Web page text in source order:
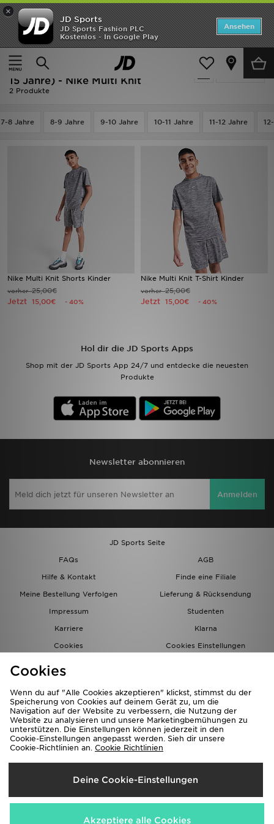
×
JD Sports
JD Sports Fashion PLC
Kostenlos - In Google Play
Ansehen
Home
Kinder Kleidung Jugendliche (8-15 Jahre)
Verfeinern
Schwarz Kleidung Jugendliche (8-
15 Jahre) - Nike Multi Knit
2 Produkte
7-8 Jahre 8-9 Jahre 9-10 Jahre 10-11 Jahre 11-12 Jahre
Nike Multi Knit Shorts Kinder
vorher25,00€
Jetzt 15,00€ - 40%
Nike Multi Knit T-Shirt Kinder
vorher25,00€
Jetzt 15,00€ - 40%
Hol dir die JD Sports Apps
Shop mit der JD Sports App 24/7 und entdecke die neuesten
Produkte
Newsletter abonnieren
Anmelden
JD Sports Seite
FAQs
AGB
Hilfe & Kontakt
Finde eine Filiale
Meine Bestellung Verfolgen
Lieferung & Rücksendung
Impressum
Studenten
Karriere
Klarna
Cookies
Cookies Einstellungen
Lieferung Nach
Deutschland
Wir akzeptieren folgende Zahlungsmethoden
ANGEBOTE
Neuheiten
Herren
Lade die APP
Filialfinder
Cookies
Wenn du auf "Alle Cookies akzeptieren" klickst, stimmst du der
Speicherung von Cookies auf deinem Gerät zu, um die
Navigation auf der Website zu verbessern, die Nutzung der
Website zu analysieren und unsere Marketingbemühungen zu
unterstützen. Die Einstellungen können jederzeit in den
Cookie-Einstellungen angepasst werden. Sieh dir unsere
Cookie-Richtlinien an. Cookie Richtlinien
Deine Cookie-Einstellungen
Akzeptiere alle Cookies